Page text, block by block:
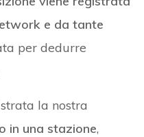
e da tante
per dedurre
la nostra
in una stazione,